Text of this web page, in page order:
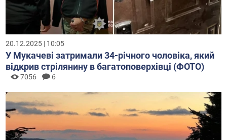
20.12.2025 | 10:05
У Мукачеві затримали 34-річного чоловіка, який
відкрив стрілянину в багатоповерхівці (ФОТО)
7056 6